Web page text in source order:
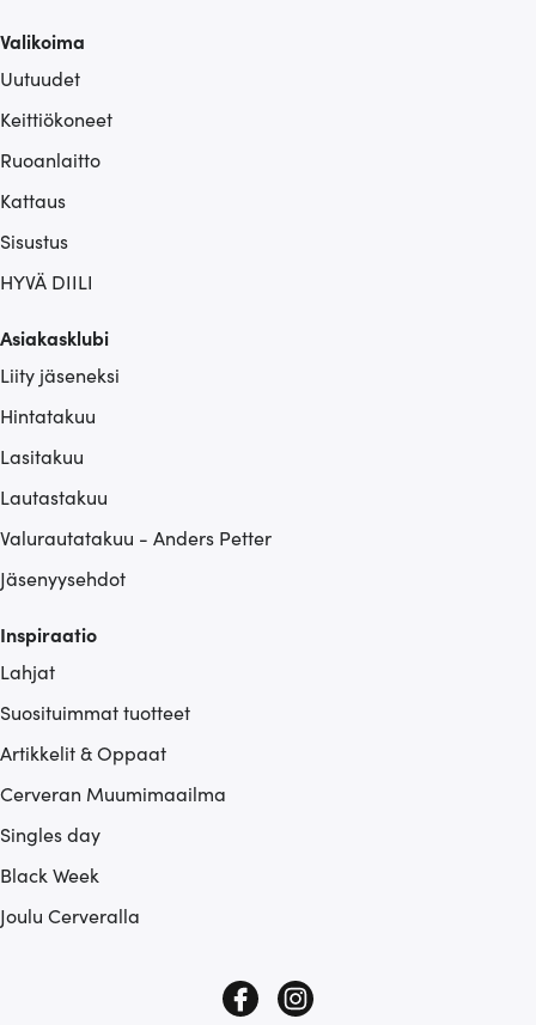
Valikoima
Uutuudet
Keittiökoneet
Ruoanlaitto
Kattaus
Sisustus
HYVÄ DIILI
Asiakasklubi
Liity jäseneksi
Hintatakuu
Lasitakuu
Lautastakuu
Valurautatakuu - Anders Petter
Jäsenyysehdot
Inspiraatio
Lahjat
Suosituimmat tuotteet
Artikkelit & Oppaat
Cerveran Muumimaailma
Singles day
Black Week
Joulu Cerveralla